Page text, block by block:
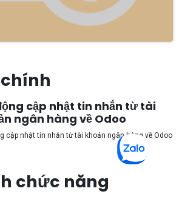
cập nhật tin nhắn từ tài
ngân hàng về Odoo
cập nhật tin nhắn từ tài khoản ngân hàng về Odoo
chức năng